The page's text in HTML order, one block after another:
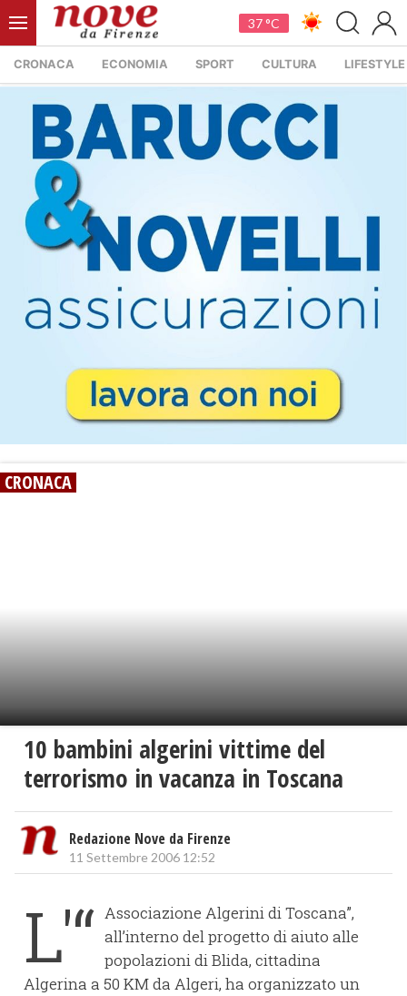
37 °C
CRONACA ECONOMIA SPORT CULTURA LIFESTYLE
CRONACA
10 bambini algerini vittime del
terrorismo in vacanza in Toscana
Redazione Nove da Firenze
11 Settembre 2006 12:52
L'“ Associazione Algerini di Toscana”,
all’interno del progetto di aiuto alle
popolazioni di Blida, cittadina
Algerina a 50 KM da Algeri, ha organizzato un